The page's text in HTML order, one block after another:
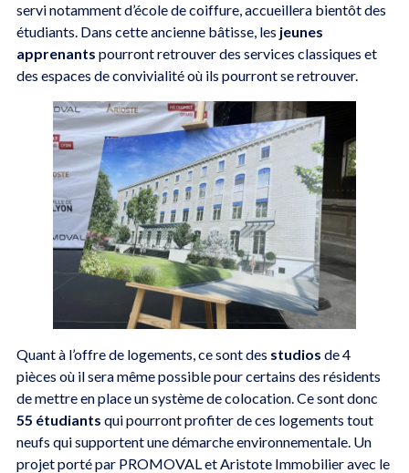
servi notamment d’école de coiffure, accueillera bientôt des
étudiants. Dans cette ancienne bâtisse, les jeunes
apprenants pourront retrouver des services classiques et
des espaces de convivialité où ils pourront se retrouver.
Quant à l’offre de logements, ce sont des studios de 4
pièces où il sera même possible pour certains des résidents
de mettre en place un système de colocation. Ce sont donc
55 étudiants qui pourront profiter de ces logements tout
neufs qui supportent une démarche environnementale. Un
projet porté par PROMOVAL et Aristote Immobilier avec le